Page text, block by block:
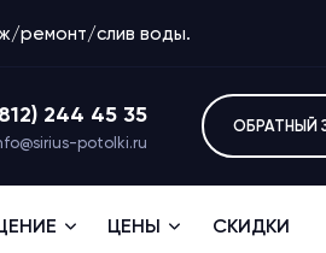
ремонт/слив воды.
244 45 35
potolki.ru
ОБРАТНЫЙ
ЦЕНЫ СКИДКИ